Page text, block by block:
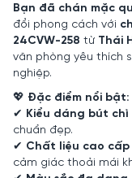
Bạn đã chán mặc
đổi phong cách với
24CVW-258 từ Thái
văn phòng yêu thích
nghiệp.
💖 Đặc điểm nổi bật:
✔ Kiểu dáng bút
chuẩn đẹp.
✔ Chất liệu cao cấp
cảm giác thoải mái